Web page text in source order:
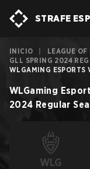
STRAFE
INICIO LEAGUE OF
GLL SPRING 2024
WLGAMING ESPORTS
WLGaming
2024 Regular
WLG